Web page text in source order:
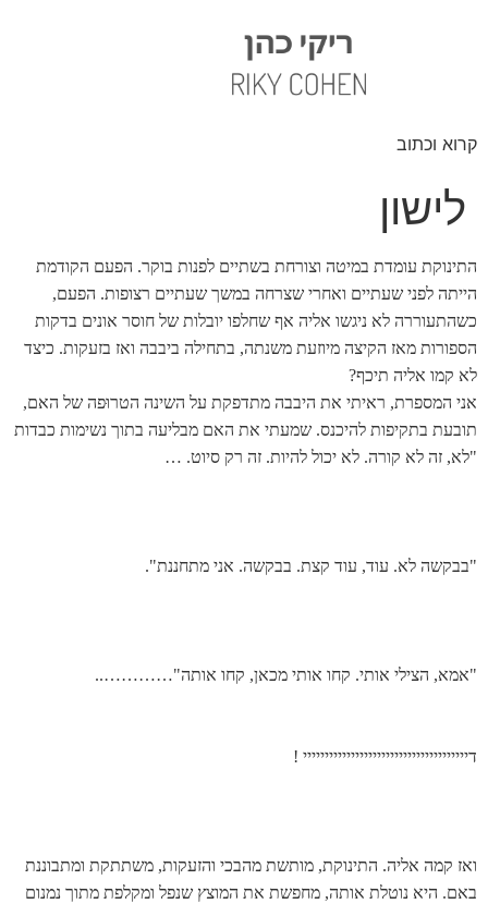
קרוא וכתוב
לישון
התינוקת עומדת במיטה וצורחת בשתיים לפנות בוקר. הפעם הקודמת
הייתה לפני שעתיים ואחרי שצרחה במשך שעתיים רצופות. הפעם,
כשהתעוררה לא ניגשו אליה אף שחלפו יובלות של חוסר אונים בדקות
הספורות מאז הקיצה מיוזעת משנתה, בתחילה ביבבה ואז בזעקות. כיצד
לא קמו אליה תיכף?
אני המספרת, ראיתי את היבבה מתדפקת על השינה הטרוּפה של האם,
תובעת בתקיפות להיכנס. שמעתי את האם מבליעה בתוך נשימות כבדות
"לא, זה לא קורה. לא יכול להיות. זה רק סיוט. …
"בבקשה לא. עוד, עוד קצת. בבקשה. אני מתחננת".
"אמא, הצילי אותי. קחו אותי מכאן, קחו אותה"…………..
דיייייייייייייייייייייייייייייייייייייי !
ואז קמה אליה. התינוקת, מותשת מהבכי והזעקות, משתתקת ומתבוננת
באם. היא נוטלת אותה, מחפשת את המוצץ שנפל ומקלפת מתוך נמנום